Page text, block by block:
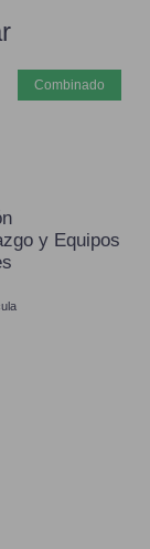
combinado
y Equipos